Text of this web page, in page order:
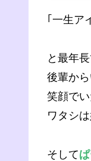
｢一生ア
と最年
後輩か
笑顔で
ワタシ
そして